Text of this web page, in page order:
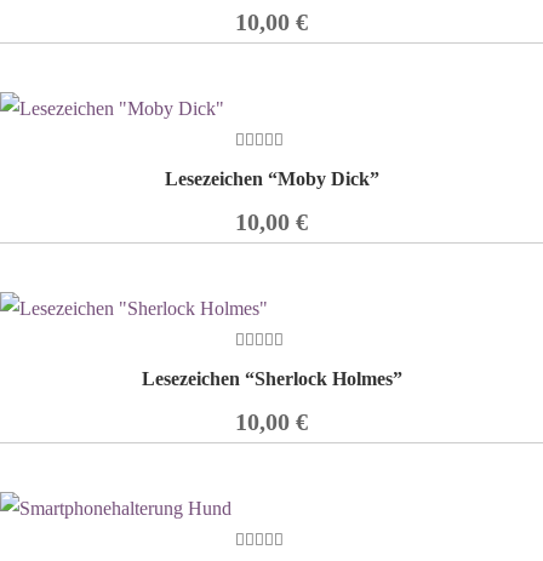
5
10,00 €
out
5
Lesezeichen “Moby Dick”
10,00 €
out
5
Lesezeichen “Sherlock Holmes”
10,00 €